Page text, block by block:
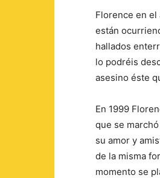
Florence en el
están
hallados
lo podréis
asesino éste
En 1999
que se
su amor y
de la misma
momento se